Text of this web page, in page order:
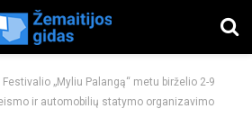
Festivalio „Myliu Palangą“ metu birželio 2-9
ir automobilių statymo organizavimo